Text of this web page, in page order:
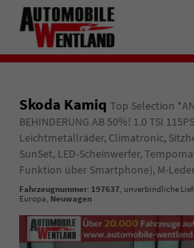
Skoda Kamiq Top Selection
BEHINDERUNG AB 50%! 1.0 TSI
Leichtmetallräder, Climatronic,
SunSet, LED-Scheinwerfer,
Funktion über Smartphone), M-
Fahrzeugnummer: 197637, unverbindliche
Europa, Neuwagen